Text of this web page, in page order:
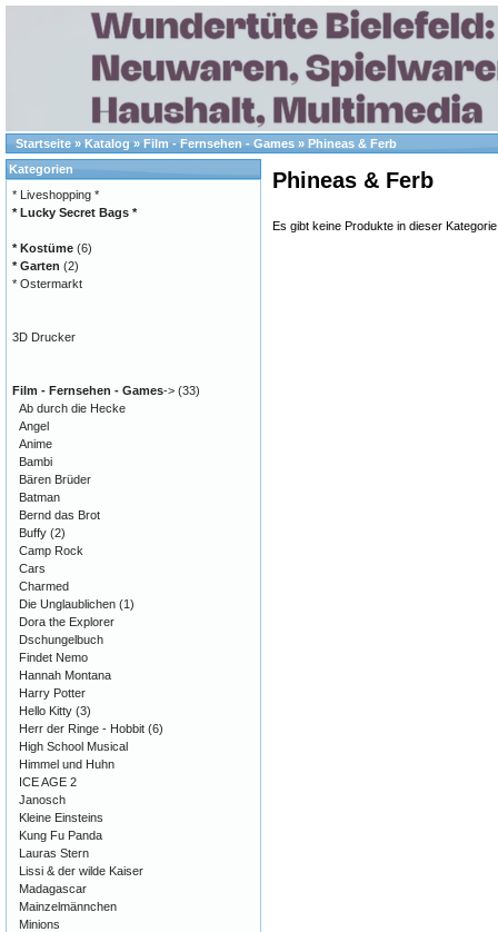
Startseite » Katalog » Film - Fernsehen - Games » Phineas & Ferb
Phineas & Ferb
Es gibt keine Produkte in dieser
Kategorien
* Liveshopping *
* Lucky Secret Bags *
* Kostüme (6)
* Garten (2)
* Ostermarkt
3D Drucker
Film - Fernsehen - Games-> (33)
Ab durch die Hecke
Angel
Anime
Bambi
Bären Brüder
Batman
Bernd das Brot
Buffy (2)
Camp Rock
Cars
Charmed
Die Unglaublichen (1)
Dora the Explorer
Dschungelbuch
Findet Nemo
Hannah Montana
Harry Potter
Hello Kitty (3)
Herr der Ringe - Hobbit (6)
High School Musical
Himmel und Huhn
ICE AGE 2
Janosch
Kleine Einsteins
Kung Fu Panda
Lauras Stern
Lissi & der wilde Kaiser
Madagascar
Mainzelmännchen
Minions